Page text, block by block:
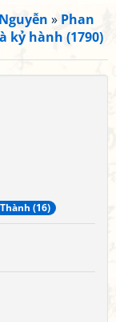
» Phan
kỷ hành (1790)
(16)